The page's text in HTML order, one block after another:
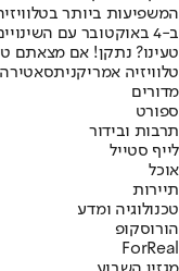
המשפיעות ביותר
ב-4 באוקטובר עם השינויים הדרמטיים שהובטחו.
טעינו? נתקן! אם מצאתם
טלוויזיה אמריקניתסאטירה
מדורים
ספורט
תרבות ובידור
לייף סטייל
אוכל
תיירות
טכנולוגיה ומדע
הורוסקופ
ForReal